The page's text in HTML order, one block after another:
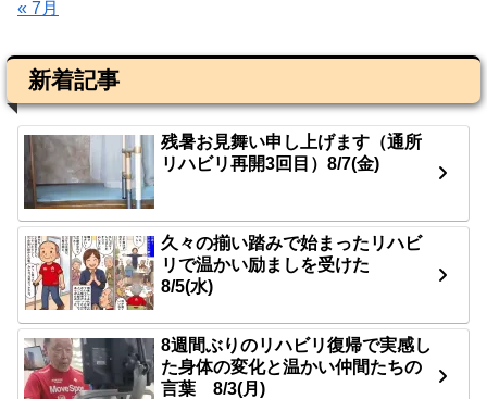
« 7月
新着記事
残暑お見舞い申し上げます（通所
リハビリ再開3回目）8/7(金)
久々の揃い踏みで始まったリハビ
リで温かい励ましを受けた
8/5(水)
8週間ぶりのリハビリ復帰で実感し
た身体の変化と温かい仲間たちの
言葉 8/3(月)